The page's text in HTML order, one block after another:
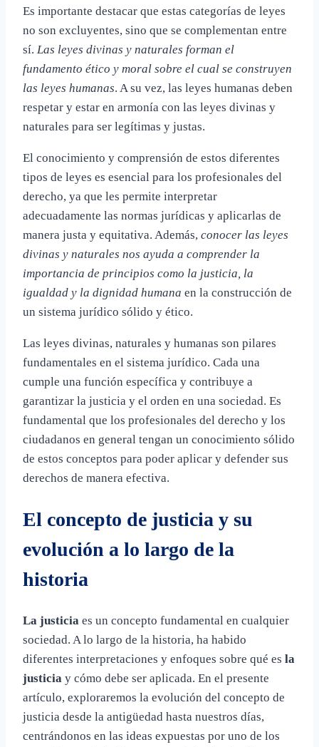
Es importante destacar que estas categorías de leyes
no son excluyentes, sino que se complementan entre
sí. Las leyes divinas y naturales forman el
fundamento ético y moral sobre el cual se construyen
las leyes humanas. A su vez, las leyes humanas deben
respetar y estar en armonía con las leyes divinas y
naturales para ser legítimas y justas.
El conocimiento y comprensión de estos diferentes
tipos de leyes es esencial para los profesionales del
derecho, ya que les permite interpretar
adecuadamente las normas jurídicas y aplicarlas de
manera justa y equitativa. Además, conocer las leyes
divinas y naturales nos ayuda a comprender la
importancia de principios como la justicia, la
igualdad y la dignidad humana en la construcción de
un sistema jurídico sólido y ético.
Las leyes divinas, naturales y humanas son pilares
fundamentales en el sistema jurídico. Cada una
cumple una función específica y contribuye a
garantizar la justicia y el orden en una sociedad. Es
fundamental que los profesionales del derecho y los
ciudadanos en general tengan un conocimiento sólido
de estos conceptos para poder aplicar y defender sus
derechos de manera efectiva.
El concepto de justicia y su
evolución a lo largo de la
historia
La justicia es un concepto fundamental en cualquier
sociedad. A lo largo de la historia, ha habido
diferentes interpretaciones y enfoques sobre qué es la
justicia y cómo debe ser aplicada. En el presente
artículo, exploraremos la evolución del concepto de
justicia desde la antigüedad hasta nuestros días,
centrándonos en las ideas expuestas por uno de los